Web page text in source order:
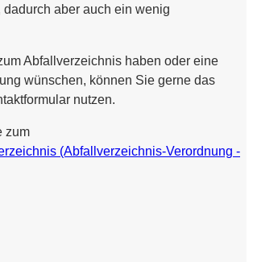
dadurch aber auch ein wenig
Abfallverzeichnis haben oder eine
wünschen, können Sie gerne das
nutzen.
zum
(Abfallverzeichnis-Verordnung -